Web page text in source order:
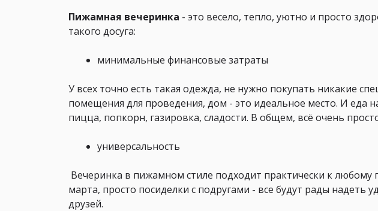
Пижамная вечеринка - это весело, тепло, уютно и просто
такого досуга:
минимальные финансовые затраты
У всех точно есть такая одежда, не нужно покупать никакие
помещения для проведения, дом - это идеальное место. И еда
пицца, попкорн, газировка, сладости. В общем, всё очень
универсальность
Вечеринка в пижамном стиле подходит практически к любому
марта, просто посиделки с подругами - все будут рады надеть
друзей.